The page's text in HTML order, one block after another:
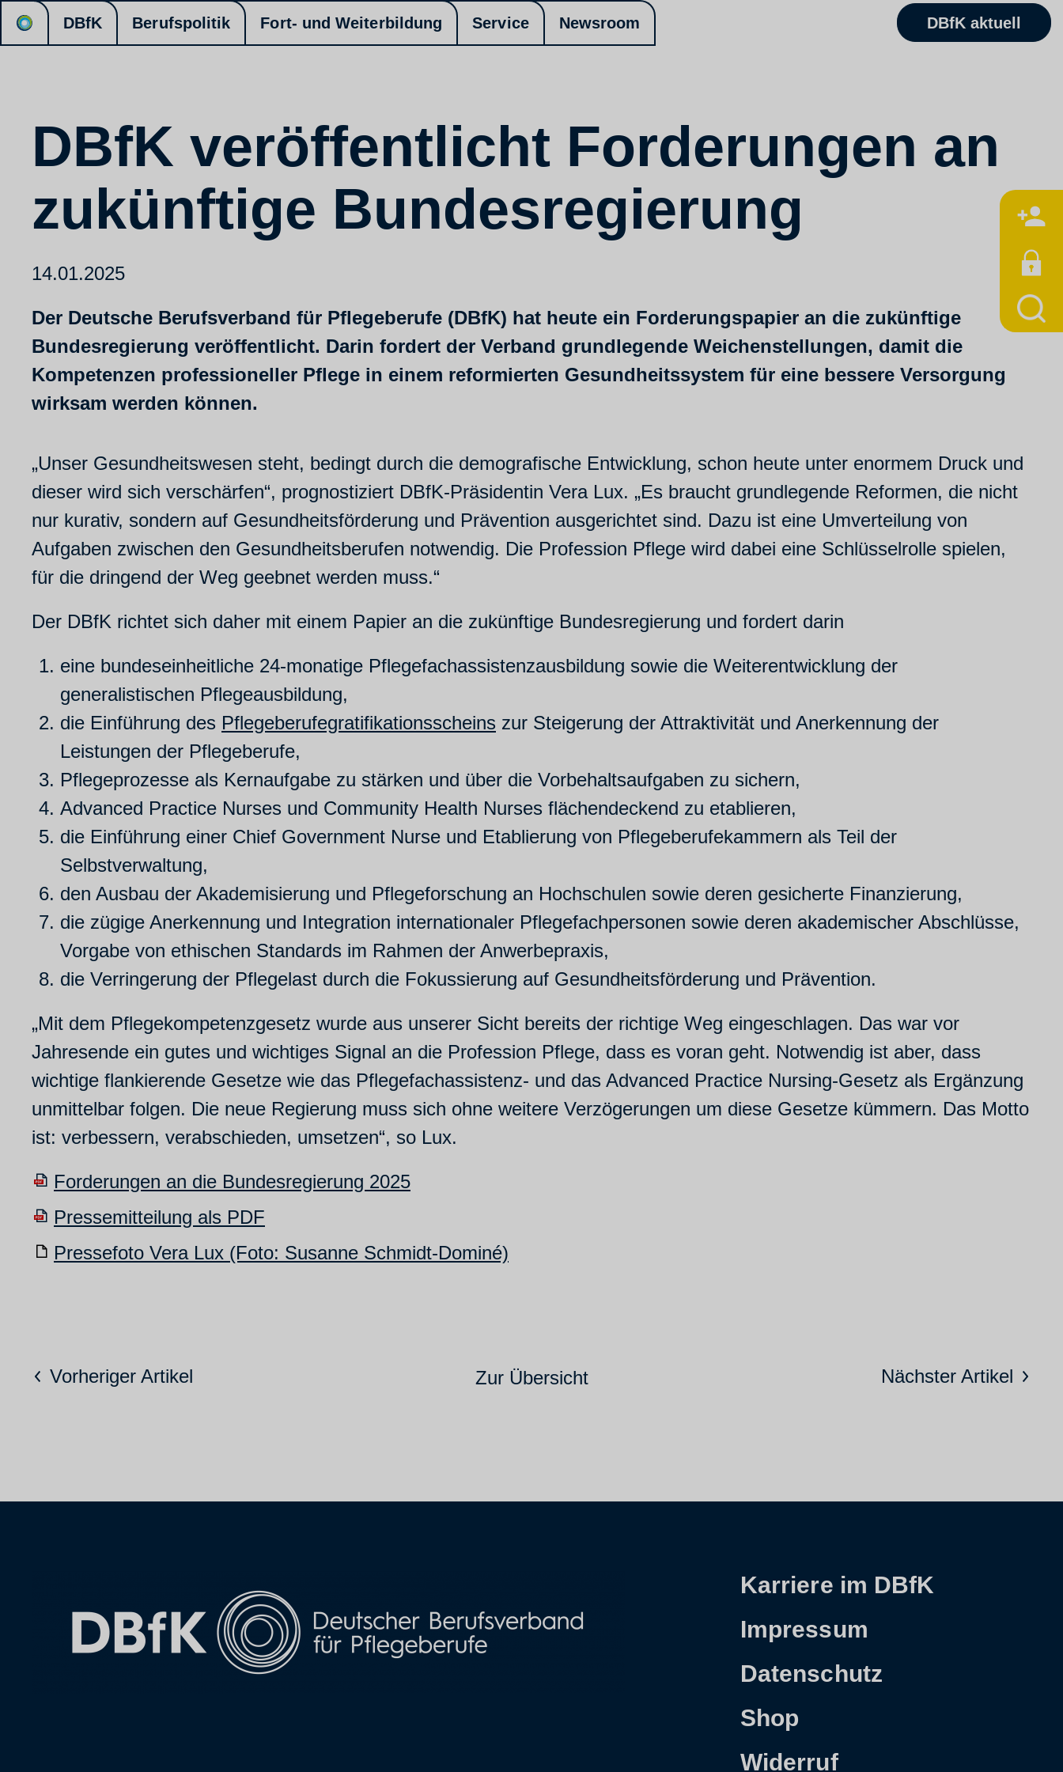
DBfK Berufspolitik Fort- und Weiterbildung Service Newsroom DBfK aktuell
DBfK veröffentlicht Forderungen an
zukünftige Bundesregierung
14.01.2025
Der Deutsche Berufsverband für Pflegeberufe (DBfK) hat heute ein Forderungspapier an die zukünftige
Bundesregierung veröffentlicht. Darin fordert der Verband grundlegende Weichenstellungen, damit die
Kompetenzen professioneller Pflege in einem reformierten Gesundheitssystem für eine bessere Versorgung
wirksam werden können.
„Unser Gesundheitswesen steht, bedingt durch die demografische Entwicklung, schon heute unter enormem Druck und
dieser wird sich verschärfen“, prognostiziert DBfK-Präsidentin Vera Lux. „Es braucht grundlegende Reformen, die nicht
nur kurativ, sondern auf Gesundheitsförderung und Prävention ausgerichtet sind. Dazu ist eine Umverteilung von
Aufgaben zwischen den Gesundheitsberufen notwendig. Die Profession Pflege wird dabei eine Schlüsselrolle spielen,
für die dringend der Weg geebnet werden muss.“
Der DBfK richtet sich daher mit einem Papier an die zukünftige Bundesregierung und fordert darin
eine bundeseinheitliche 24-monatige Pflegefachassistenzausbildung sowie die Weiterentwicklung der
generalistischen Pflegeausbildung,
die Einführung des Pflegeberufegratifikationsscheins zur Steigerung der Attraktivität und Anerkennung der
Leistungen der Pflegeberufe,
Pflegeprozesse als Kernaufgabe zu stärken und über die Vorbehaltsaufgaben zu sichern,
Advanced Practice Nurses und Community Health Nurses flächendeckend zu etablieren,
die Einführung einer Chief Government Nurse und Etablierung von Pflegeberufekammern als Teil der
Selbstverwaltung,
den Ausbau der Akademisierung und Pflegeforschung an Hochschulen sowie deren gesicherte Finanzierung,
die zügige Anerkennung und Integration internationaler Pflegefachpersonen sowie deren akademischer Abschlüsse,
Vorgabe von ethischen Standards im Rahmen der Anwerbepraxis,
die Verringerung der Pflegelast durch die Fokussierung auf Gesundheitsförderung und Prävention.
„Mit dem Pflegekompetenzgesetz wurde aus unserer Sicht bereits der richtige Weg eingeschlagen. Das war vor
Jahresende ein gutes und wichtiges Signal an die Profession Pflege, dass es voran geht. Notwendig ist aber, dass
wichtige flankierende Gesetze wie das Pflegefachassistenz- und das Advanced Practice Nursing-Gesetz als Ergänzung
unmittelbar folgen. Die neue Regierung muss sich ohne weitere Verzögerungen um diese Gesetze kümmern. Das Motto
ist: verbessern, verabschieden, umsetzen“, so Lux.
Forderungen an die Bundesregierung 2025
Pressemitteilung als PDF
Pressefoto Vera Lux (Foto: Susanne Schmidt-Dominé)
Vorheriger Artikel Zur Übersicht Nächster Artikel
Karriere im DBfK
Impressum
Datenschutz
Shop
Widerruf